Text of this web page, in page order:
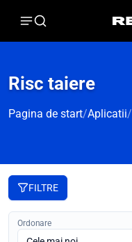
Risc taiere
Pagina de start/ Aplicatii/
FILTRE
Ordonare